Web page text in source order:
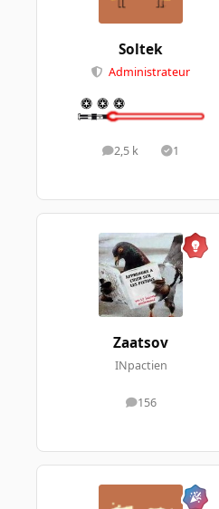
Soltek
Administrateur
2,5 k
messages1
Solutions
Zaatsov
INpactien
156
messages